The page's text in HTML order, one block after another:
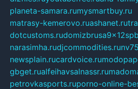
planeta-samara.rumysmartbuy.ru
matrasy-kemerovo.ruashanet.ru
dotcustoms.ru
narasimha.rudjcommodities.ru
newsplain.rucardvoice.ru
gbget.rualfeihavsalnassr.ru
petrovkasports.ruporno-online-